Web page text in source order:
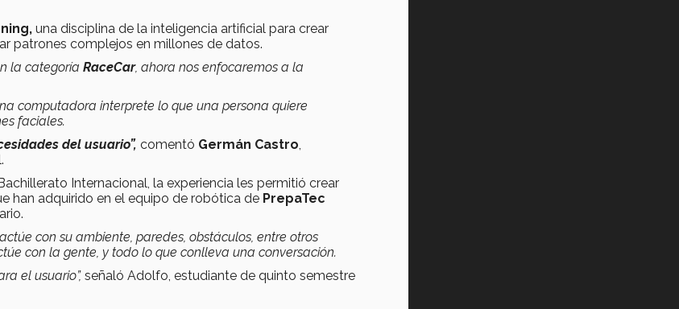
una disciplina de la inteligencia artificial para crear
patrones complejos en millones de datos.
la categoría RaceCar, ahora nos enfocaremos a la
computadora interprete lo que una persona quiere
faciales.
del usuario”, comentó Germán Castro
Internacional, la experiencia les permitió crear
han adquirido en el equipo de robótica de PrepaTec
con su ambiente, paredes, obstáculos, entre otros
con la gente, y todo lo que conlleva una conversación.
el usuario”, señaló Adolfo, estudiante de quinto semestre